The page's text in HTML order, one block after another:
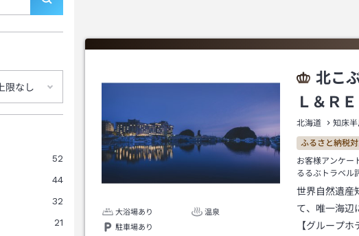
上限なし
52
44
32
21
大浴場あり
温泉
駐車場あり
北こ
Ｌ＆Ｒ
北海道 知床
ふるさと納税
お客様アンケー
るるぶトラベル
世界自然遺産
て、唯一海辺
【グループ